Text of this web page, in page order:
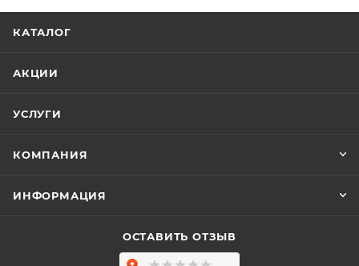
КАТАЛОГ
АКЦИИ
УСЛУГИ
КОМПАНИЯ
ИНФОРМАЦИЯ
ОСТАВИТЬ ОТЗЫВ